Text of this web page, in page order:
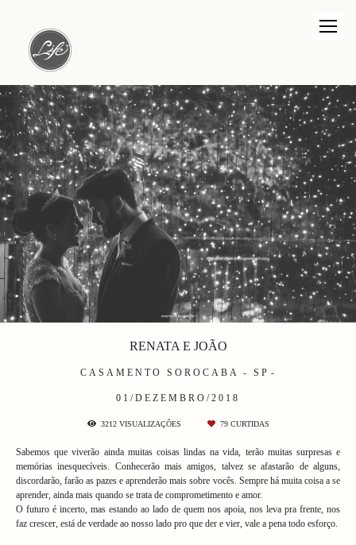
CASAMENTO SOROCABA - SP
01/DEZEMBRO/2018
RENATA E JOÃO
3212VISUALIZAÇÕES 79CURTIDAS
Sabemos que viverão ainda muitas coisas lindas na vida, terão muitas surpresas e
memórias inesquecíveis. Conhecerão mais amigos, talvez se afastarão de alguns,
discordarão, farão as pazes e aprenderão mais sobre vocês. Sempre há muita coisa a se
aprender, ainda mais quando se trata de comprometimento e amor.
O futuro é incerto, mas estando ao lado de quem nos apoia, nos leva pra frente, nos
faz crescer, está de verdade ao nosso lado pro que der e vier, vale a pena todo esforço.